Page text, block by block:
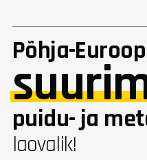
Põhja-
puidu- ja
laovalik!